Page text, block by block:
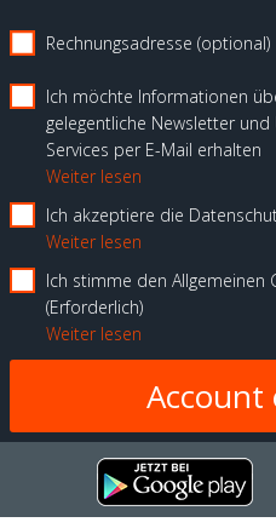
Rechnungsadresse (optional)
Ich möchte Informationen
gelegentliche Newsletter
Services per E-Mail erhalten
Weiter lesen
Ich akzeptiere die
Weiter lesen
Ich stimme den Allgemeinen
Erforderlich
Weiter lesen